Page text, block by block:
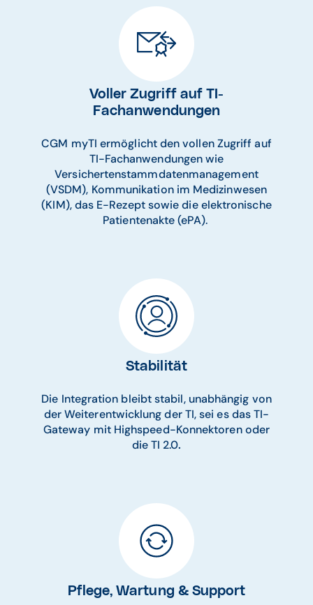
Voller Zugriff auf TI-
Fachanwendungen
CGM myTI ermöglicht den vollen Zugriff auf
TI-Fachanwendungen wie
Versichertenstammdatenmanagement
(VSDM), Kommunikation im Medizinwesen
(KIM), das E-Rezept sowie die elektronische
Patientenakte (ePA).
Stabilität
Die Integration bleibt stabil, unabhängig von
der Weiterentwicklung der TI, sei es das TI-
Gateway mit Highspeed-Konnektoren oder
die TI 2.0.
Pflege, Wartung & Support